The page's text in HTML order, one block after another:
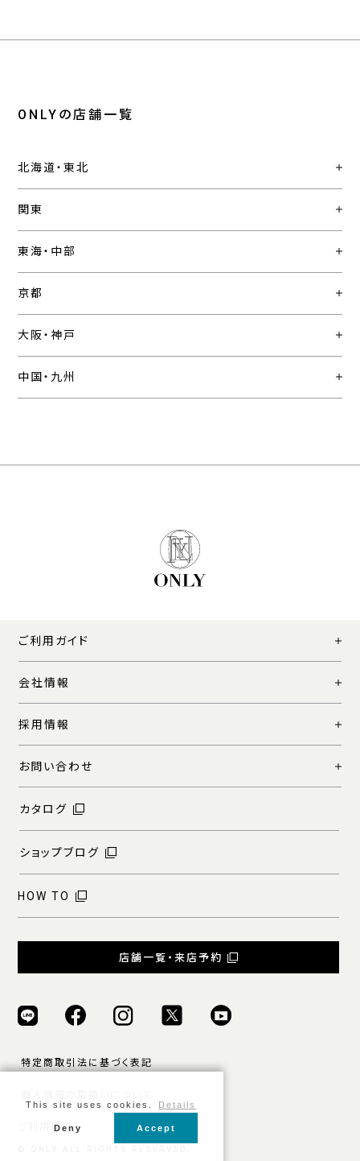
ONLYの店舗一覧
北海道・東北
関東
東海・中部
京都
大阪・神戸
中国・九州
ご利用ガイド
会社情報
採用情報
お問い合わせ
カタログ
ショップブログ
HOW TO
店舗一覧・来店予約
特定商取引法に基づく表記
ご利用規約
This site uses cookies. Details
Deny Accept